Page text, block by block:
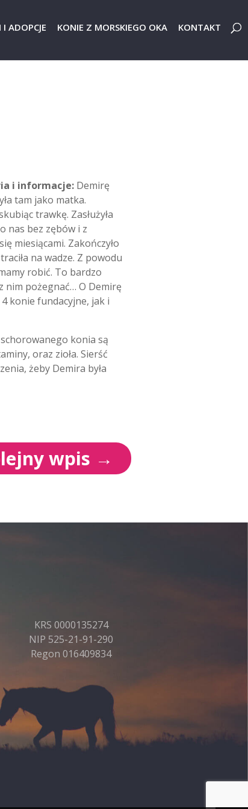
ADOPCJE KONIE Z MORSKIEGO OKA KONTAKT
i informacje: Demirę
tam jako matka.
trawkę. Zasłużyła
nas bez zębów i z
miesiącami. Zakończyło
na wadze. Z powodu
robić. To bardzo
nim pożegnać… O Demirę
konie fundacyjne, jak i
konia są
oraz zioła. Sierść
żeby Demira była
wpis →
KRS 0000135274
NIP 525-21-91-290
Regon 016409834